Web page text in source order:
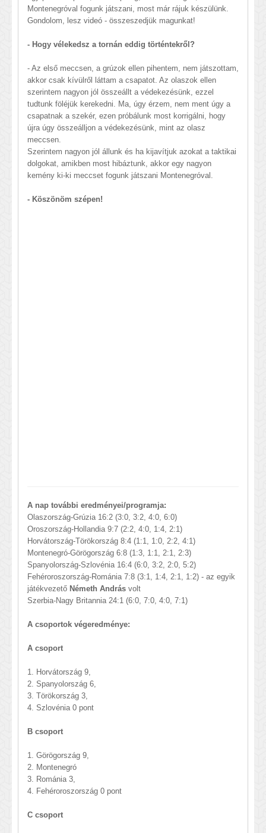
Montenegróval fogunk játszani, most már rájuk készülünk.
Gondolom, lesz videó - összeszedjük magunkat!
- Hogy vélekedsz a tornán eddig történtekről?
- Az első meccsen, a grúzok ellen pihentem, nem játszottam,
akkor csak kívülről láttam a csapatot. Az olaszok ellen
szerintem nagyon jól összeállt a védekezésünk, ezzel
tudtunk föléjük kerekedni. Ma, úgy érzem, nem ment úgy a
csapatnak a szekér, ezen próbálunk most korrigálni, hogy
újra úgy összeálljon a védekezésünk, mint az olasz
meccsen.
Szerintem nagyon jól állunk és ha kijavítjuk azokat a taktikai
dolgokat, amikben most hibáztunk, akkor egy nagyon
kemény ki-ki meccset fogunk játszani Montenegróval.
- Köszönöm szépen!
A nap további eredményei/programja:
Olaszország-Grúzia 16:2 (3:0, 3:2, 4:0, 6:0)
Oroszország-Hollandia 9:7 (2:2, 4:0, 1:4, 2:1)
Horvátország-Törökország 8:4 (1:1, 1:0, 2:2, 4:1)
Montenegró-Görögország 6:8 (1:3, 1:1, 2:1, 2:3)
Spanyolország-Szlovénia 16:4 (6:0, 3:2, 2:0, 5:2)
Fehéroroszország-Románia 7:8 (3:1, 1:4, 2:1, 1:2) - az egyik
játékvezető Németh András volt
Szerbia-Nagy Britannia 24:1 (6:0, 7:0, 4:0, 7:1)
A csoportok végeredménye:
A csoport
1. Horvátország 9,
2. Spanyolország 6,
3. Törökország 3,
4. Szlovénia 0 pont
B csoport
1. Görögország 9,
2. Montenegró
3. Románia 3,
4. Fehéroroszország 0 pont
C csoport